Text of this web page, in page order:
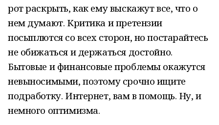
рот раскрыть, как ему выскажут все, что о
нем думают. Критика и претензии
посыплются со всех сторон, но постарайтесь
не обижаться и держаться достойно.
Бытовые и финансовые проблемы окажутся
невыносимыми, поэтому срочно ищите
подработку. Интернет, вам в помощь. Ну, и
немного оптимизма.